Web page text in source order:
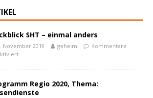
SHT – einmal anders
November 2019 geheim
Kommentare
Regio 2020, Thema: